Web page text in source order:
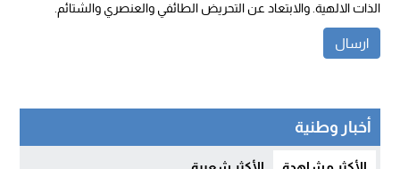
الذات الالهية. والابتعاد عن التحريض الطائفي والعنصري والشتائم.
أخبار وطنية